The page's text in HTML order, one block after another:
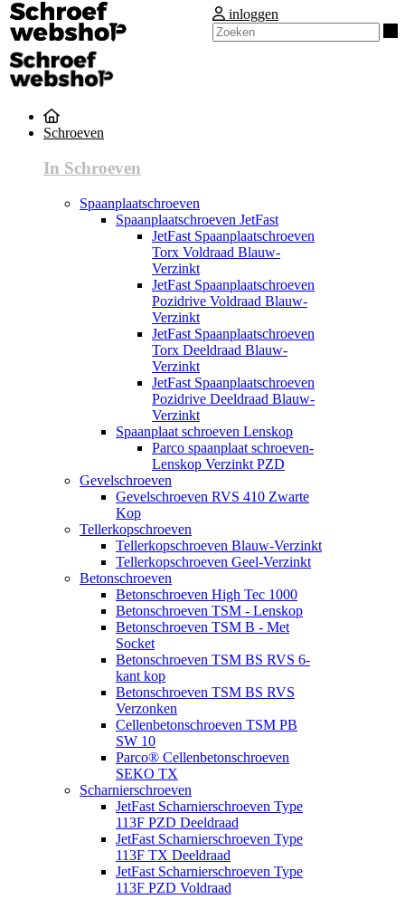
inloggen
Schroeven
In Schroeven
Spaanplaatschroeven
Spaanplaatschroeven JetFast
JetFast Spaanplaatschroeven
Torx Voldraad Blauw-
Verzinkt
JetFast Spaanplaatschroeven
Pozidrive Voldraad Blauw-
Verzinkt
JetFast Spaanplaatschroeven
Torx Deeldraad Blauw-
Verzinkt
JetFast Spaanplaatschroeven
Pozidrive Deeldraad Blauw-
Verzinkt
Spaanplaat schroeven Lenskop
Parco spaanplaat schroeven-
Lenskop Verzinkt PZD
Gevelschroeven
Gevelschroeven RVS 410 Zwarte
Kop
Tellerkopschroeven
Tellerkopschroeven Blauw-Verzinkt
Tellerkopschroeven Geel-Verzinkt
Betonschroeven
Betonschroeven High Tec 1000
Betonschroeven TSM - Lenskop
Betonschroeven TSM B - Met
Socket
Betonschroeven TSM BS RVS 6-
kant kop
Betonschroeven TSM BS RVS
Verzonken
Cellenbetonschroeven TSM PB
SW 10
Parco® Cellenbetonschroeven
SEKO TX
Scharnierschroeven
JetFast Scharnierschroeven Type
113F PZD Deeldraad
JetFast Scharnierschroeven Type
113F TX Deeldraad
JetFast Scharnierschroeven Type
113F PZD Voldraad